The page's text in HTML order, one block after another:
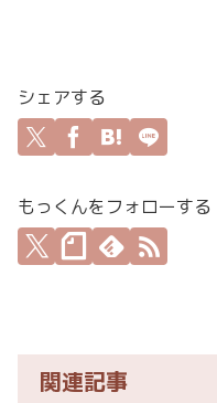
シェアする
もっくんをフォローする
関連記事